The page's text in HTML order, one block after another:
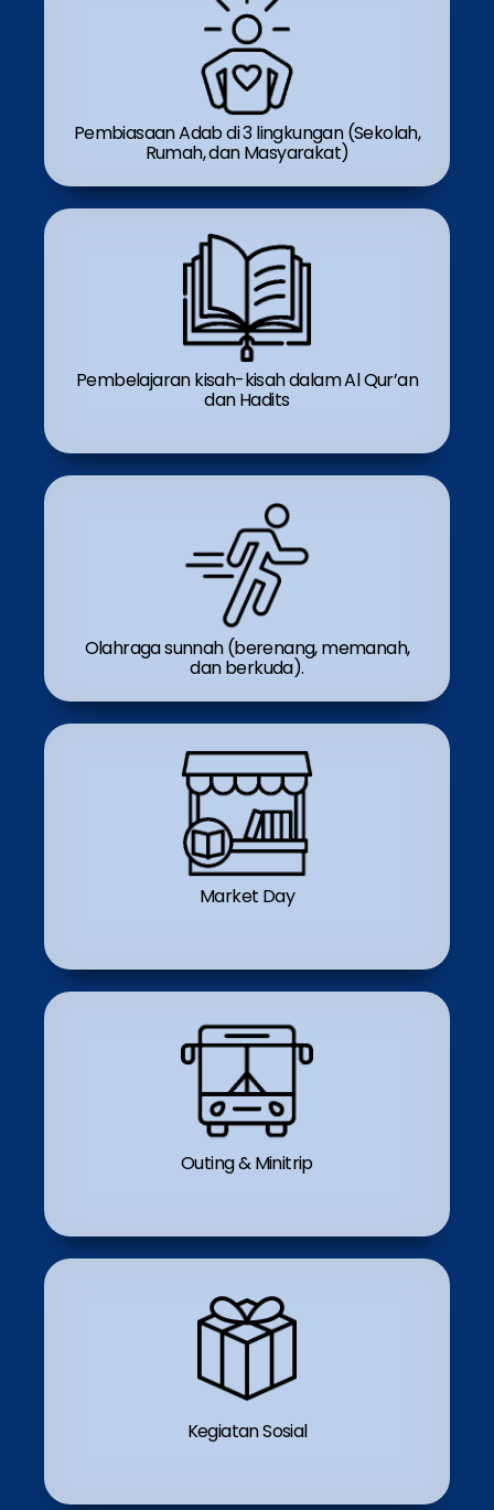
Pembiasaan Adab di 3 lingkungan (Sekolah,
Rumah, dan Masyarakat)
Pembelajaran kisah-kisah dalam Al Qur’an
dan Hadits
Olahraga sunnah (berenang, memanah,
dan berkuda).
Market Day
Outing & Minitrip
Kegiatan Sosial